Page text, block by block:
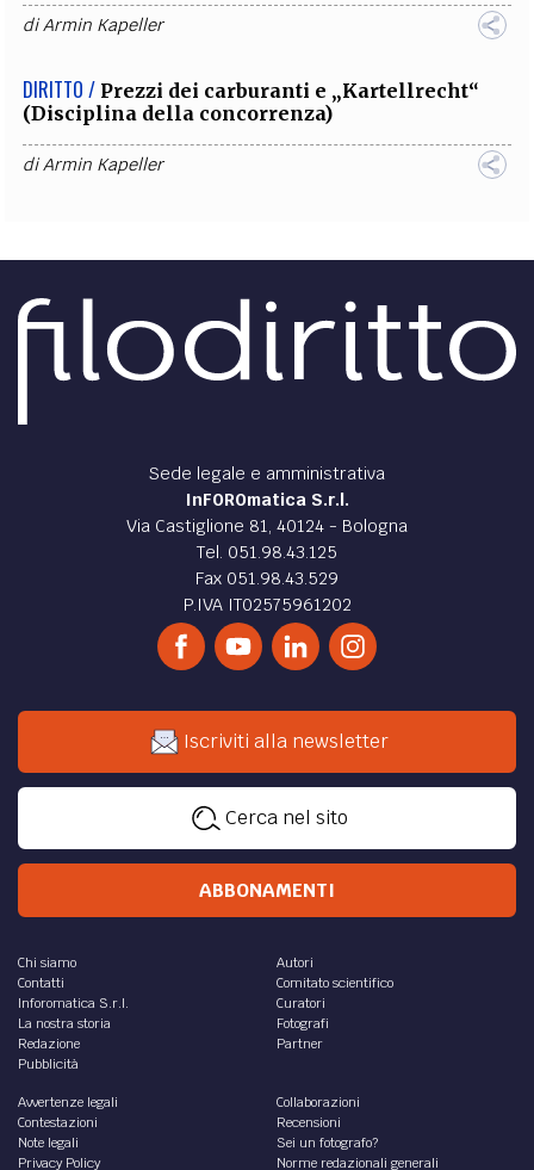
diArmin Kapeller
DIRITTO / Prezzi dei carburanti e „Kartellrecht“
(Disciplina della concorrenza)
diArmin Kapeller
Sede legale e amministrativa
InFOROmatica S.r.l.
Via Castiglione 81, 40124 - Bologna
Tel. 051.98.43.125
Fax 051.98.43.529
P.IVA IT02575961202
Iscriviti alla newsletter
Cerca nel sito
ABBONAMENTI
Chi siamo
Contatti
Inforomatica S.r.l.
La nostra storia
Redazione
Pubblicità
Autori
Comitato scientifico
Curatori
Fotografi
Partner
Avvertenze legali
Contestazioni
Note legali
Privacy Policy
Collaborazioni
Recensioni
Sei un fotografo?
Norme redazionali generali